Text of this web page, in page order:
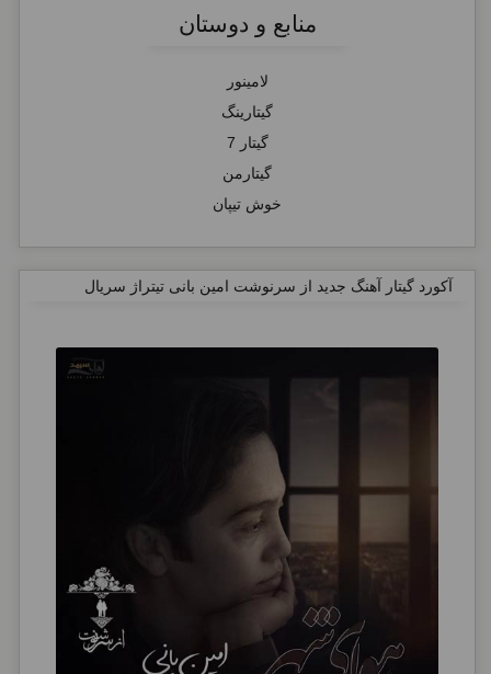
منابع و دوستان
لامینور
گیتارینگ
گیتار 7
گیتارمن
خوش تیپان
آکورد گیتار آهنگ جدید از سرنوشت امین بانی تیتراژ سریال